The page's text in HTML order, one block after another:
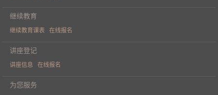
民法典普法培训（三）
6409人次观看
《人工智能重构财务价值》学术论坛
继续教育
继续教育课表 在线报名
讲座登记
讲座信息 在线报名
为您服务